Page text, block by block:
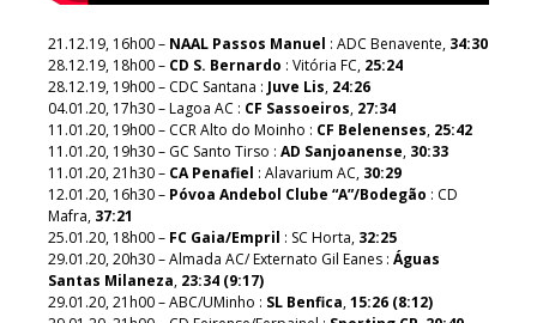
21.12.19, 16h00 – NAAL Passos Manuel : ADC Benavente, 34:30
28.12.19, 18h00 – CD S. Bernardo : Vitória FC, 25:24
28.12.19, 19h00 – CDC Santana : Juve Lis, 24:26
04.01.20, 17h30 – Lagoa AC : CF Sassoeiros, 27:34
11.01.20, 19h00 – CCR Alto do Moinho : CF Belenenses, 25:42
11.01.20, 19h30 – GC Santo Tirso : AD Sanjoanense, 30:33
11.01.20, 21h30 – CA Penafiel : Alavarium AC, 30:29
12.01.20, 16h30 – Póvoa Andebol Clube “A”/Bodegão : CD
Mafra, 37:21
25.01.20, 18h00 – FC Gaia/Empril : SC Horta, 32:25
29.01.20, 20h30 – Almada AC/ Externato Gil Eanes : Águas
Santas Milaneza, 23:34 (9:17)
29.01.20, 21h00 – ABC/UMinho : SL Benfica,15:26 (8:12)